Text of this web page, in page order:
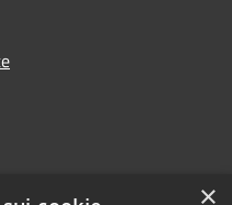
×